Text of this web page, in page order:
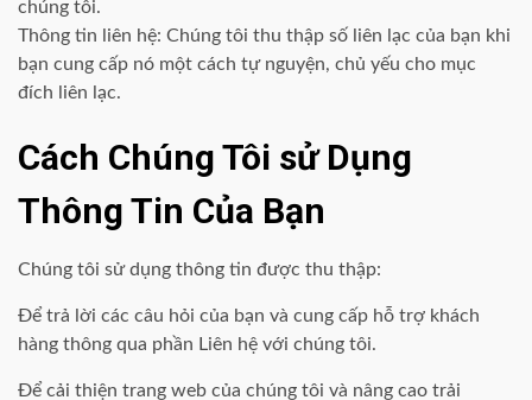
chúng tôi.
Thông tin liên hệ: Chúng tôi thu thập số liên lạc của bạn khi
bạn cung cấp nó một cách tự nguyện, chủ yếu cho mục
đích liên lạc.
Cách Chúng Tôi sử Dụng
Thông Tin Của Bạn
Chúng tôi sử dụng thông tin được thu thập:
Để trả lời các câu hỏi của bạn và cung cấp hỗ trợ khách
hàng thông qua phần Liên hệ với chúng tôi.
Để cải thiện trang web của chúng tôi và nâng cao trải